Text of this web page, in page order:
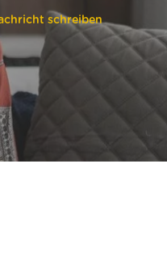
Stachus
(16)
schreiben